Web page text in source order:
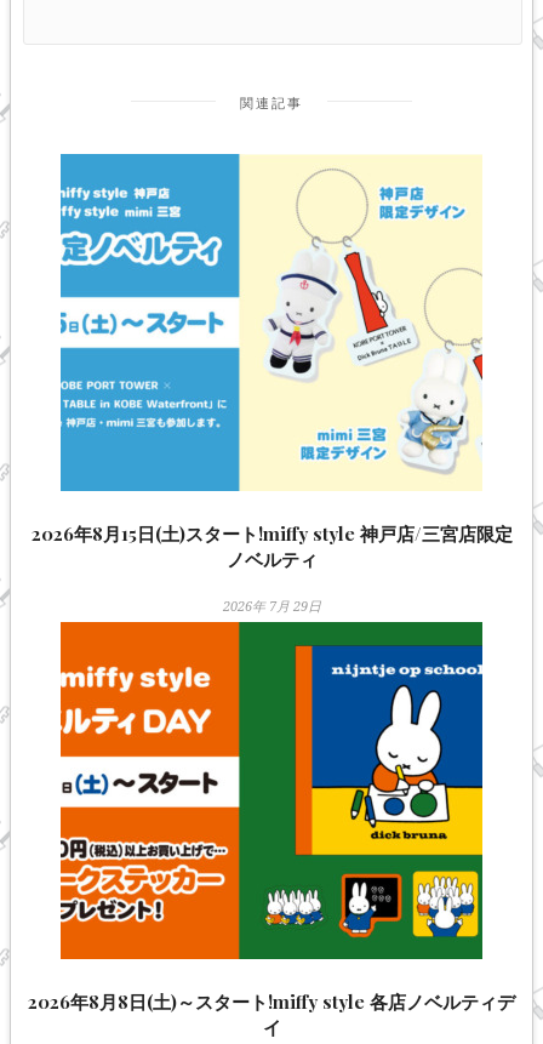
関連記事
2026年8月15日(土)スタート!miffy style 神戸店/三宮店限定
ノベルティ
2026年 7月 29日
2026年8月8日(土)～スタート!miffy style 各店ノベルティデ
イ